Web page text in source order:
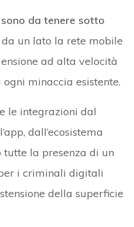
da tenere sotto
da un lato la rete mobile
ad alta velocità
minaccia esistente.
le integrazioni dal
dall’ecosistema
tutte la presenza di un
i criminali digitali
della superficie